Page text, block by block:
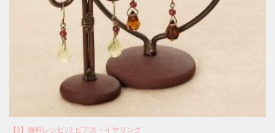
【3】無料レシピ /2.ピアス・イヤリング